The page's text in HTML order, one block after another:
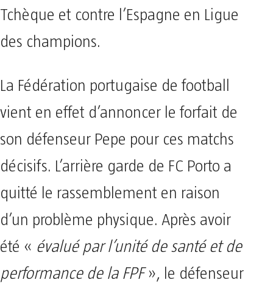
Tchèque et contre l’Espagne en Ligue
des champions.
La Fédération portugaise de football
vient en effet d’annoncer le forfait de
son défenseur Pepe pour ces matchs
décisifs. L’arrière garde de FC Porto a
quitté le rassemblement en raison
d’un problème physique. Après avoir
été « évalué par l’unité de santé et de
performance de la FPF», le défenseur